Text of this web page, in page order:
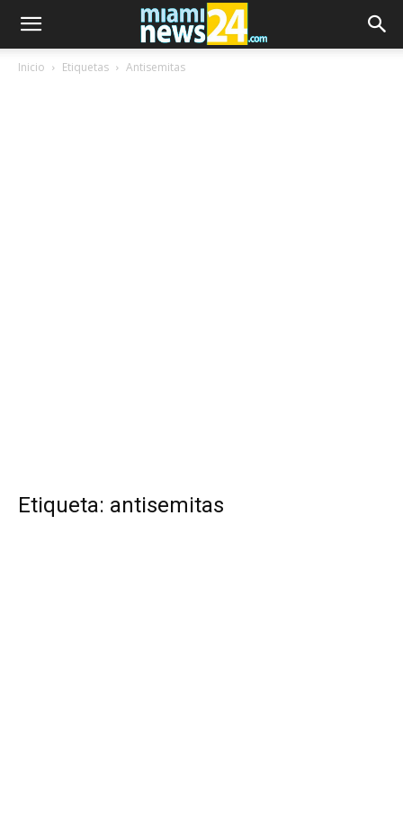
Inicio Etiquetas Antisemitas
Etiqueta: antisemitas